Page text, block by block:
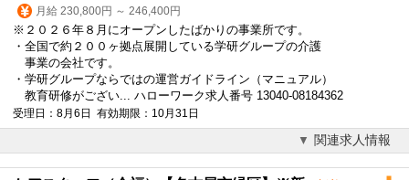
月給 230,800円 ～ 246,400円
※２０２６年８月にオープンしたばかりの事業所です。
・全国で約２００ヶ拠点展開している学研グループの介護
事業の会社です。
・学研グループならではの運営ガイドライン（マニュアル）
教育研修がござい... ハローワーク求人番号 13040-08184362
受理日：8月6日 有効期限：10月31日
関連求人情報